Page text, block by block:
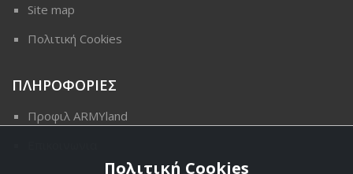
Site map
Πολιτική Cookies
ΠΛΗΡΟΦΟΡΙΕΣ
Προφιλ ARMYland
Πολιτική Cookies